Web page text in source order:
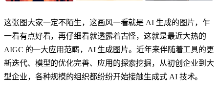
这张图大家一定不陌生，这画风一看就是 AI 生成的图片，乍
一看有点好看，再仔细看就透露着古怪，这就是最近大热的
AIGC 的一大应用范畴，AI 生成图片。近年来伴随着工具的更
新迭代、模型的优化完善、应用的探索挖掘，从初创企业到大
型企业，各种规模的组织都纷纷开始接触生成式 AI 技术。